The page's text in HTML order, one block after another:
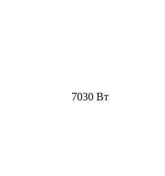
7030 Вт